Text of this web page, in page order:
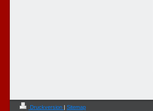
Druckversion | Sitemap